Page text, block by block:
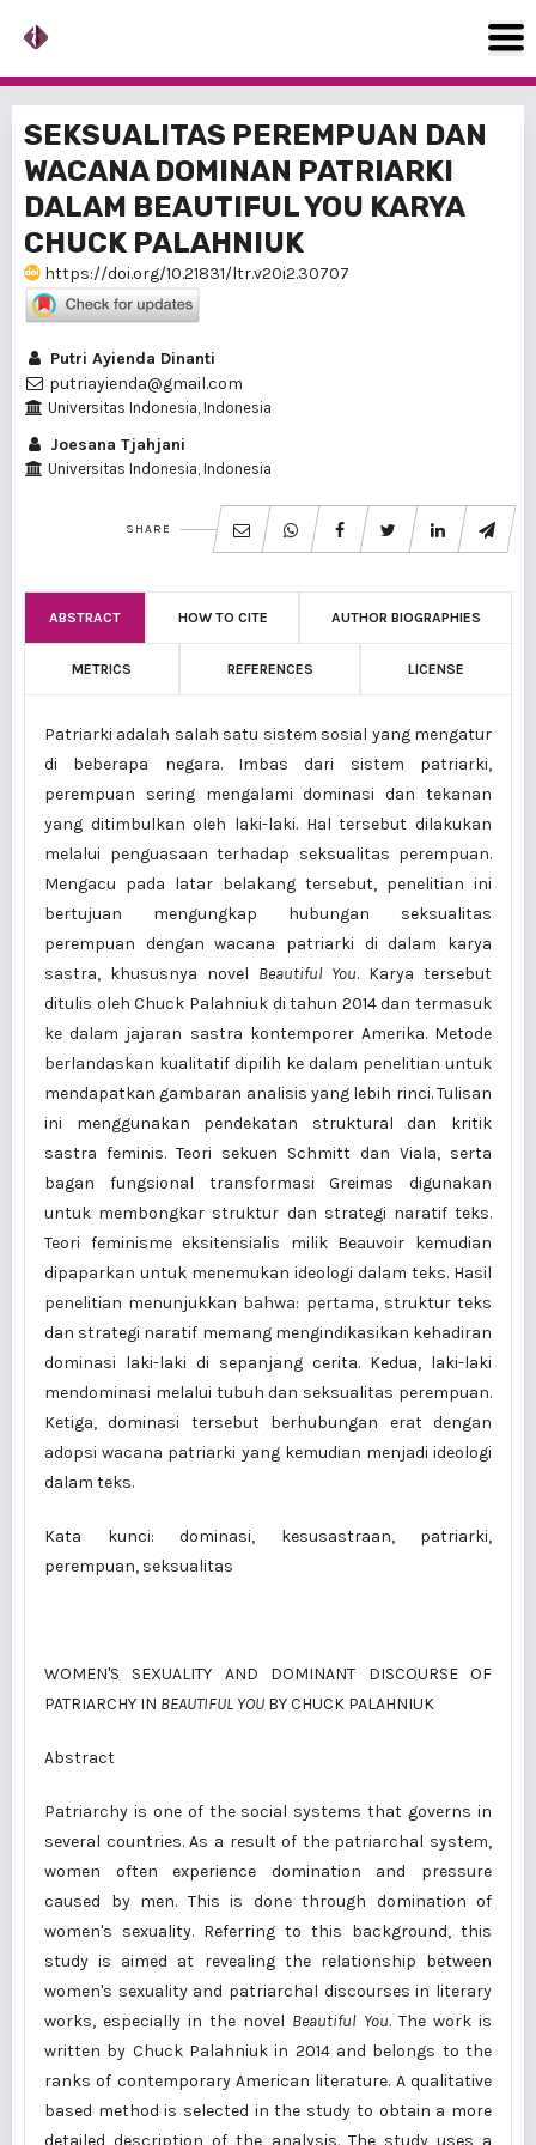
SEKSUALITAS PEREMPUAN DAN
WACANA DOMINAN PATRIARKI
DALAM BEAUTIFUL YOU KARYA
CHUCK PALAHNIUK
https://doi.org/10.21831/ltr.v20i2.30707
Putri Ayienda Dinanti
putriayienda@gmail.com
Universitas Indonesia, Indonesia
Joesana Tjahjani
Universitas Indonesia, Indonesia
SHARE
ABSTRACT HOW TO CITE AUTHOR BIOGRAPHIES
METRICS REFERENCES LICENSE
Patriarki adalah salah satu sistem sosial yang mengatur
di beberapa negara. Imbas dari sistem patriarki,
perempuan sering mengalami dominasi dan tekanan
yang ditimbulkan oleh laki-laki. Hal tersebut dilakukan
melalui penguasaan terhadap seksualitas perempuan.
Mengacu pada latar belakang tersebut, penelitian ini
bertujuan mengungkap hubungan seksualitas
perempuan dengan wacana patriarki di dalam karya
sastra, khususnya novel Beautiful You. Karya tersebut
ditulis oleh Chuck Palahniuk di tahun 2014 dan termasuk
ke dalam jajaran sastra kontemporer Amerika. Metode
berlandaskan kualitatif dipilih ke dalam penelitian untuk
mendapatkan gambaran analisis yang lebih rinci. Tulisan
ini menggunakan pendekatan struktural dan kritik
sastra feminis. Teori sekuen Schmitt dan Viala, serta
bagan fungsional transformasi Greimas digunakan
untuk membongkar struktur dan strategi naratif teks.
Teori feminisme eksitensialis milik Beauvoir kemudian
dipaparkan untuk menemukan ideologi dalam teks. Hasil
penelitian menunjukkan bahwa: pertama, struktur teks
dan strategi naratif memang mengindikasikan kehadiran
dominasi laki-laki di sepanjang cerita. Kedua, laki-laki
mendominasi melalui tubuh dan seksualitas perempuan.
Ketiga, dominasi tersebut berhubungan erat dengan
adopsi wacana patriarki yang kemudian menjadi ideologi
dalam teks.
Kata kunci: dominasi, kesusastraan, patriarki,
perempuan, seksualitas
WOMEN'S SEXUALITY AND DOMINANT DISCOURSE OF
PATRIARCHY IN BEAUTIFUL YOU BY CHUCK PALAHNIUK
Abstract
Patriarchy is one of the social systems that governs in
several countries. As a result of the patriarchal system,
women often experience domination and pressure
caused by men. This is done through domination of
women's sexuality. Referring to this background, this
study is aimed at revealing the relationship between
women's sexuality and patriarchal discourses in literary
works, especially in the novel Beautiful You. The work is
written by Chuck Palahniuk in 2014 and belongs to the
ranks of contemporary American literature. A qualitative
based method is selected in the study to obtain a more
detailed description of the analysis. The study uses a